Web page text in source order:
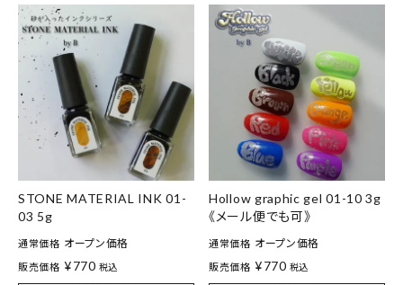
STONE MATERIAL INK 01-
03 5g
通常価格 オープン価格
販売価格 ¥770 税込
Hollow graphic gel 01-10 3g
《メール便でも可》
通常価格 オープン価格
販売価格 ¥770 税込